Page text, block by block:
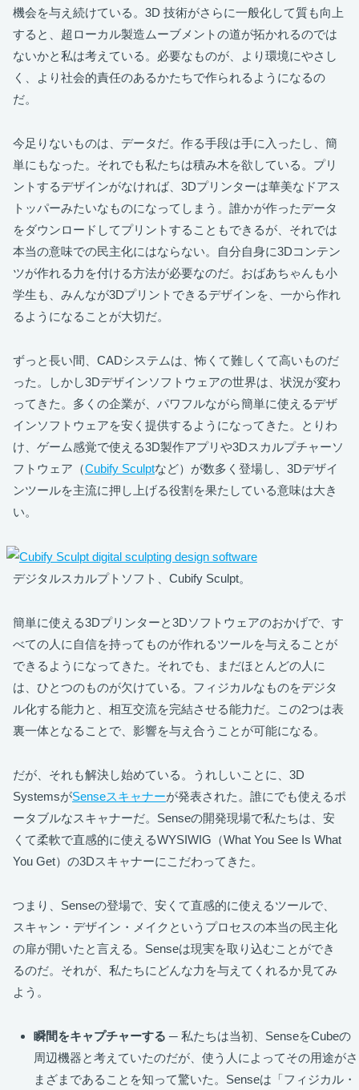
機会を与え続けている。3D 技術がさらに一般化して質も向上
すると、超ローカル製造ムーブメントの道が拓かれるのでは
ないかと私は考えている。必要なものが、より環境にやさし
く、より社会的責任のあるかたちで作られるようになるの
だ。
今足りないものは、データだ。作る手段は手に入ったし、簡
単にもなった。それでも私たちは積み木を欲している。プリ
ントするデザインがなければ、3Dプリンターは華美なドアス
トッパーみたいなものになってしまう。誰かが作ったデータ
をダウンロードしてプリントすることもできるが、それでは
本当の意味での民主化にはならない。自分自身に3Dコンテン
ツが作れる力を付ける方法が必要なのだ。おばあちゃんも小
学生も、みんなが3Dプリントできるデザインを、一から作れ
るようになることが大切だ。
ずっと長い間、CADシステムは、怖くて難しくて高いものだ
った。しかし3Dデザインソフトウェアの世界は、状況が変わ
ってきた。多くの企業が、パワフルながら簡単に使えるデザ
インソフトウェアを安く提供するようになってきた。とりわ
け、ゲーム感覚で使える3D製作アプリや3Dスカルプチャーソ
フトウェア（Cubify Sculptなど）が数多く登場し、3Dデザイ
ンツールを主流に押し上げる役割を果たしている意味は大き
い。
デジタルスカルプトソフト、Cubify Sculpt。
簡単に使える3Dプリンターと3Dソフトウェアのおかげで、す
べての人に自信を持ってものが作れるツールを与えることが
できるようになってきた。それでも、まだほとんどの人に
は、ひとつのものが欠けている。フィジカルなものをデジタ
ル化する能力と、相互交流を完結させる能力だ。この2つは表
裏一体となることで、影響を与え合うことが可能になる。
だが、それも解決し始めている。うれしいことに、3D
SystemsがSenseスキャナーが発表された。誰にでも使えるポ
ータブルなスキャナーだ。Senseの開発現場で私たちは、安
くて柔軟で直感的に使えるWYSIWIG（What You See Is What
You Get）の3Dスキャナーにこだわってきた。
つまり、Senseの登場で、安くて直感的に使えるツールで、
スキャン・デザイン・メイクというプロセスの本当の民主化
の扉が開いたと言える。Senseは現実を取り込むことができ
るのだ。それが、私たちにどんな力を与えてくれるか見てみ
よう。
瞬間をキャプチャーする ─ 私たちは当初、SenseをCubeの
周辺機器と考えていたのだが、使う人によってその用途がさ
まざまであることを知って驚いた。Senseは「フィジカル・